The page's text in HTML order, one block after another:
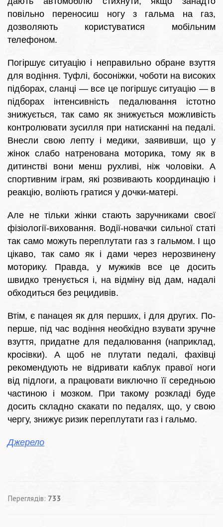
повільно переносиш ногу з гальма на газ,
дозволяють користуватися мобільним
телефоном.
Погіршує ситуацію і неправильно обране взуття
для водіння. Туфлі, босоніжки, чоботи на високих
підборах, сланці — все це погіршує ситуацію — в
підборах інтенсивність педалювання істотно
знижується, так само як знижується можливість
контролювати зусилля при натисканні на педалі.
Внесли свою лепту і медики, заявивши, що у
жінок слабо натренована моторика, тому як в
дитинстві вони менш рухливі, ніж чоловіки. А
спортивним іграм, які розвивають координацію і
реакцію, воліють гратися у дочки-матері.
Але не тільки жінки стають заручниками своєї
фізіології-виховання. Водії-новачки сильної статі
так само можуть переплутати газ з гальмом. І що
цікаво, так само як і дами через нерозвинену
моторику. Правда, у мужиків все це досить
швидко тренується і, на відміну від дам, надалі
обходиться без рецидивів.
Втім, є панацея як для перших, і для других. По-
перше, під час водіння необхідно взувати зручне
взуття, придатне для педалювання (наприклад,
кросівки). А щоб не плутати педалі, фахівці
рекомендують не відривати каблук правої ноги
від підлоги, а працювати виключно її середньою
частиною і мозком. При такому розкладі буде
досить складно скакати по педалях, що, у свою
чергу, знижує ризик переплутати газ і гальмо.
Джерело
Переглядів: 733